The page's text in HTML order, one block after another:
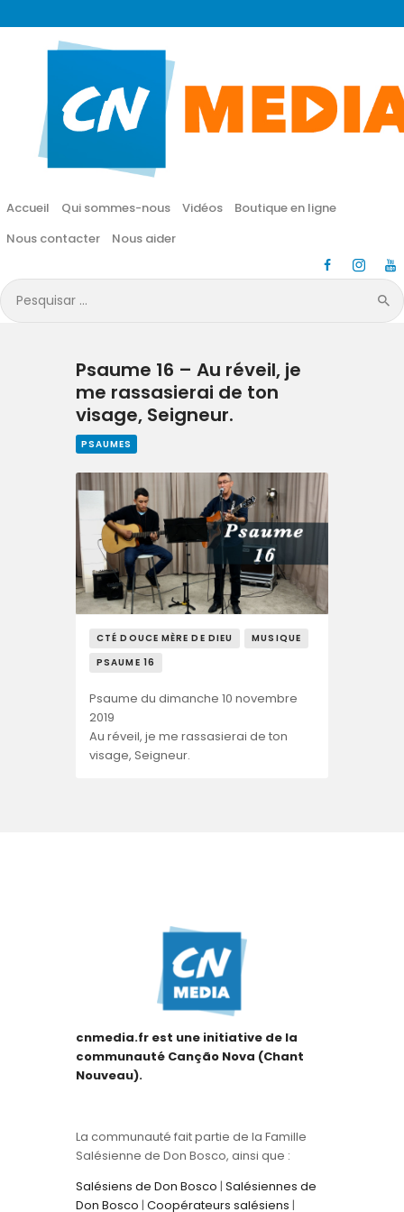
Accueil Qui sommes-nous Vidéos
Boutique en ligne
Nous contacter
Nous aider
Pesquisar
por:
CN MÉDIA
Une vie nouvelle en JESUS !
Accueil
Vidéos
Boutique en ligne
Nous aider
Psaume 16 – Au réveil, je
me rassasierai de ton
visage, Seigneur.
PSAUMES
CTÉ DOUCE MÈRE DE DIEU
MUSIQUE
PSAUME 16
Psaume du dimanche 10 novembre
2019
Au réveil, je me rassasierai de ton
visage, Seigneur.
cnmedia.fr est une initiative de la
communauté Canção Nova (Chant
Nouveau).
La communauté fait partie de la Famille
Salésienne de Don Bosco, ainsi que :
Salésiens de Don Bosco | Salésiennes de
Don Bosco | Coopérateurs salésiens |